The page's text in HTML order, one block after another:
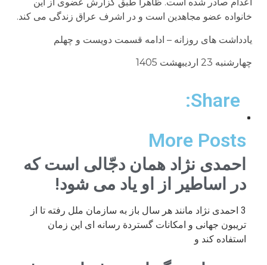
اعدام صادر شده است. ظاهرا طبق گزارش عضوی از این
خانواده عضو مجاهدین است و در اشرف عراق زندگی می کند.
یادداشت های روزانه – ادامه قسمت دویست و چهلم
چهارشنبه 23 اردیبهشت 1405
Share:
More Posts
احمدی نژاد همان دجّالی است که
در اساطیر از او یاد می شود!
3 احمدی نژاد مانند هر سال باز به سازمان ملل رفته تا از
تریبون جهانی و امکانات گستردة رسانه ای این زمان
استفاده کند و